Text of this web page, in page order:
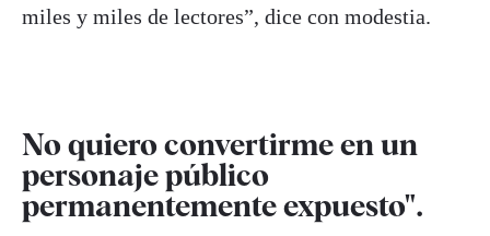
miles y miles de lectores”, dice con modestia.
No quiero convertirme en un
personaje público
permanentemente expuesto".